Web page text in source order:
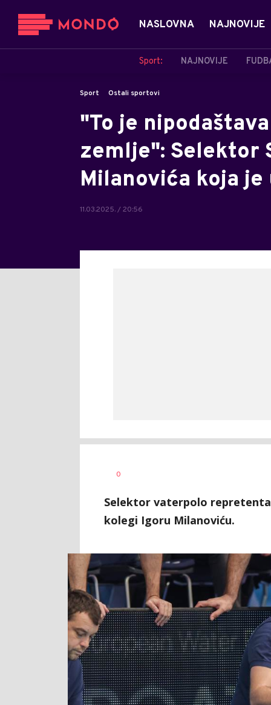
NASLOVNA NAJNOVIJE
Sport: NAJNOVIJE
Sport Ostali sportovi
"To je
zemlje": Selektor
Milanovića koja
11.03.2025. / 20:56
AUTOR
0
Selektor vaterpolo
kolegi Igoru Milanoviću.